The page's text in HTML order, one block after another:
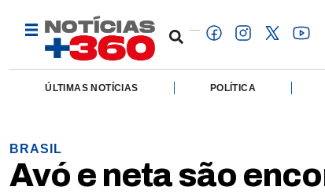
ÚLTIMAS NOTÍCIAS POLÍTICA
BRASIL
Avó e neta são